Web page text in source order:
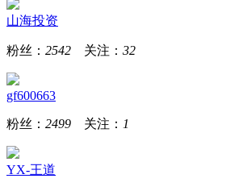
山海投资
粉丝： 2542 关注： 32
gf600663
粉丝： 2499 关注： 1
YX-王道